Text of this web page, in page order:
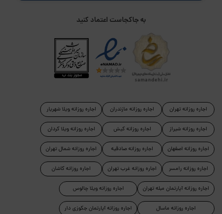
به جاکجاست اعتماد کنید
اجاره روزانه تهران
اجاره روزانه شیراز
اجاره روزانه اصفهان
اجاره روزانه رامسر
اجاره روزانه مازندران
اجاره روزانه کیش
اجاره روزانه صادقیه
اجاره روزانه غرب تهران
اجاره روزانه ویلا شهریار
اجاره روزانه ویلا کردان
اجاره روزانه شمال تهران
اجاره روزانه کاشان
اجاره روزانه آپارتمان مبله تهران
اجاره روزانه ماسال
اجاره روزانه ویلا چالوس
اجاره روزانه آپارتمان جکوزی دار